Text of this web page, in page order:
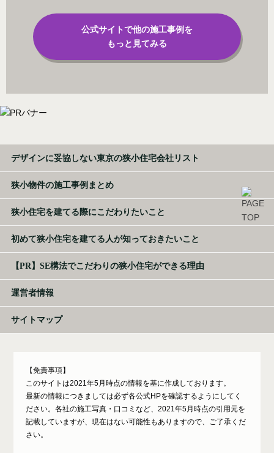
公式サイトで他の施工事例を
もっと見てみる
デザインに妥協しない東京の狭小住宅会社リスト
狭小物件の施工事例まとめ
狭小住宅を建てる際にこだわりたいこと
初めて狭小住宅を建てる人が知っておきたいこと
【PR】SE構法でこだわりの狭小住宅ができる理由
運営者情報
サイトマップ
【免責事項】
このサイトは2021年5月時点の情報を基に作成しております。
最新の情報につきましては必ず各公式HPを確認するようにしてく
ださい。各社の施工写真・口コミなど、2021年5月時点の引用元を
記載していますが、現在はない可能性もありますので、ご了承くだ
さい。